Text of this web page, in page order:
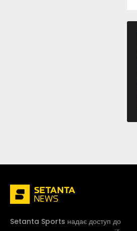
Setanta Sports надає доступ до